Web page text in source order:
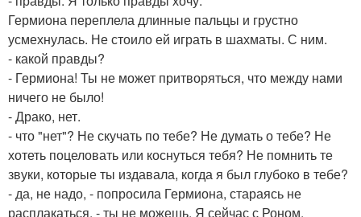
Гермиона переплела длинные пальцы и грустно
усмехнулась. Не стоило ей играть в шахматы. С ним.
- какой правды?
- Гермиона! Ты не может притворяться, что между нами
ничего не было!
- Драко, нет.
- что "нет"? Не скучать по тебе? Не думать о тебе? Не
хотеть поцеловать или коснуться тебя? Не помнить те
звуки, которые ты издавала, когда я был глубоко в тебе?
- да, не надо, - попросила Гермиона, стараясь не
расплакаться. - ты не можешь. Я сейчас с Роном.